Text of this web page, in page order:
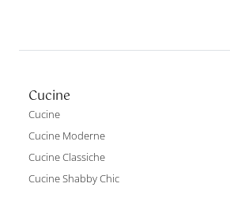
Cucine
Cucine
Cucine Moderne
Cucine Classiche
Cucine Shabby Chic